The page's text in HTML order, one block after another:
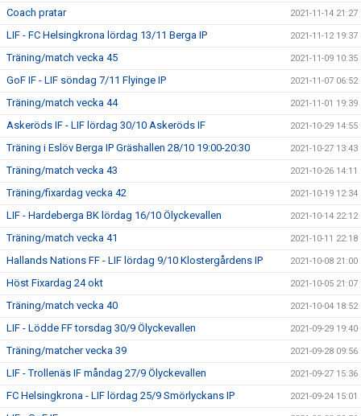
Coach pratar 2021-11-14 21:27
LIF - FC Helsingkrona lördag 13/11 Berga IP 2021-11-12 19:37
Träning/match vecka 45 2021-11-09 10:35
GoF IF - LIF söndag 7/11 Flyinge IP 2021-11-07 06:52
Träning/match vecka 44 2021-11-01 19:39
Askeröds IF - LIF lördag 30/10 Askeröds IF 2021-10-29 14:55
Träning i Eslöv Berga IP Gräshallen 28/10 19:00-20:30 2021-10-27 13:43
Träning/match vecka 43 2021-10-26 14:11
Träning/fixardag vecka 42 2021-10-19 12:34
LIF - Hardeberga BK lördag 16/10 Ölyckevallen 2021-10-14 22:12
Träning/match vecka 41 2021-10-11 22:18
Hallands Nations FF - LIF lördag 9/10 Klostergårdens IP 2021-10-08 21:00
Höst Fixardag 24 okt 2021-10-05 21:07
Träning/match vecka 40 2021-10-04 18:52
LIF - Lödde FF torsdag 30/9 Ölyckevallen 2021-09-29 19:40
Träning/matcher vecka 39 2021-09-28 09:56
LIF - Trollenäs IF måndag 27/9 Ölyckevallen 2021-09-27 15:36
FC Helsingkrona - LIF lördag 25/9 Smörlyckans IP 2021-09-24 15:01